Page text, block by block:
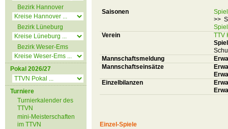
Bezirk Hannover
Bezirk Lüneburg
Bezirk Weser-Ems
Pokal 2026/27
Turniere
Turnierkalender des
TTVN
mini-Meisterschaften
im TTVN
Saisonen
>>
Verein
TTV
Mannschaftsmeldung
Mannschaftseinsätze
Einzelbilanzen
Einzel-Spiele